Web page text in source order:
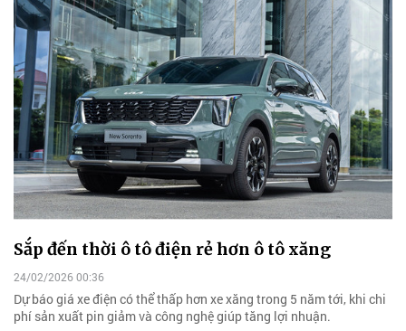
Sắp đến thời ô tô điện rẻ hơn ô tô xăng
24/02/2026 00:36
Dự báo giá xe điện có thể thấp hơn xe xăng trong 5 năm tới, khi chi
phí sản xuất pin giảm và công nghệ giúp tăng lợi nhuận.